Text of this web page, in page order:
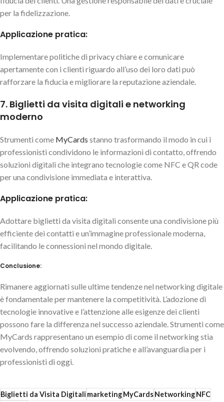
per la fidelizzazione.
Applicazione pratica:
Implementare politiche di privacy chiare e comunicare
apertamente con i clienti riguardo all’uso dei loro dati può
rafforzare la fiducia e migliorare la reputazione aziendale.
7. Biglietti da visita digitali e networking
moderno
Strumenti come MyCards stanno trasformando il modo in cui i
professionisti condividono le informazioni di contatto, offrendo
soluzioni digitali che integrano tecnologie come NFC e QR code
per una condivisione immediata e interattiva.
Applicazione pratica:
Adottare biglietti da visita digitali consente una condivisione più
efficiente dei contatti e un’immagine professionale moderna,
facilitando le connessioni nel mondo digitale.
Conclusione:
Rimanere aggiornati sulle ultime tendenze nel networking digitale
è fondamentale per mantenere la competitività. L’adozione di
tecnologie innovative e l’attenzione alle esigenze dei clienti
possono fare la differenza nel successo aziendale. Strumenti come
MyCards rappresentano un esempio di come il networking stia
evolvendo, offrendo soluzioni pratiche e all’avanguardia per i
professionisti di oggi.
Biglietti da Visita DigitalimarketingMyCardsNetworkingNFC